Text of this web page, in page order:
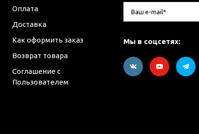
Оплата
Доставка
Как оформить заказ
Возврат товара
Соглашение с
Пользователем
Мы в соцсетях: